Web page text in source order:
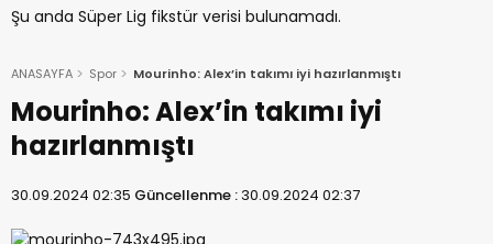
Şu anda Süper Lig fikstür verisi bulunamadı.
ANASAYFA Spor Mourinho: Alex’in takımı iyi hazırlanmıştı
Mourinho: Alex’in takımı iyi
hazırlanmıştı
30.09.2024 02:35 Güncellenme :30.09.2024 02:37